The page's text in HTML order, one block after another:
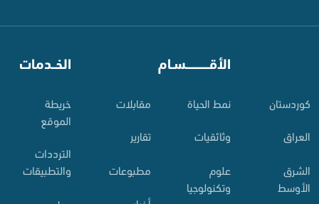
کوردستان
العراق
الشرق
الأوسط
الأقـــــــــــسـام
نمط الحياة
وثائقيات
علوم
وتكنولوجيا
مقابلات
تقارير
مطبوعات
الخــدمات
خريطة
الموقع
الترددات
والتطبيقات